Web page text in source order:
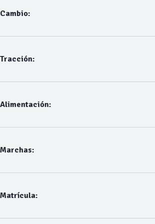
Cambio:
Tracción:
Alimentación:
Marchas:
Matrícula: